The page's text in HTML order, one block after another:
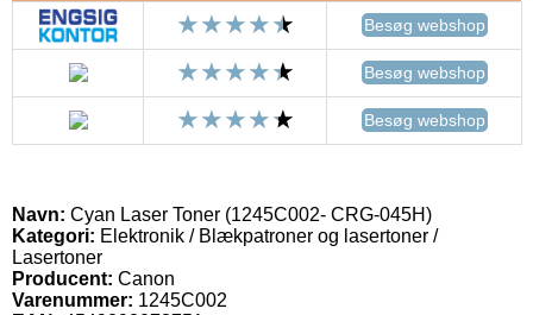
Besøg webshop
Besøg webshop
Besøg webshop
Navn: Cyan Laser Toner (1245C002- CRG-045H)
Kategori: Elektronik / Blækpatroner og lasertoner /
Lasertoner
Producent: Canon
Varenummer: 1245C002